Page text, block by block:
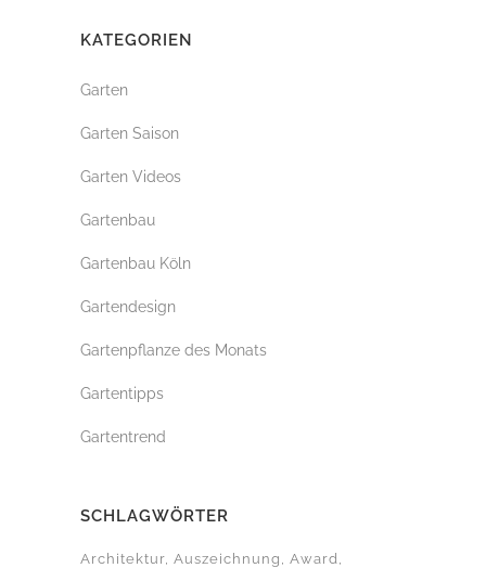
KATEGORIEN
Garten
Garten Saison
Garten Videos
Gartenbau
Gartenbau Köln
Gartendesign
Gartenpflanze des Monats
Gartentipps
Gartentrend
SCHLAGWÖRTER
Architektur Auszeichnung
Award